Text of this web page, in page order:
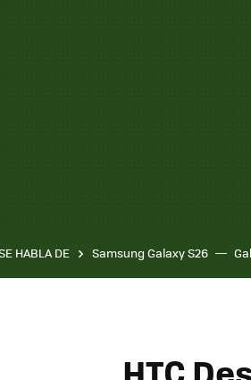
HABLA DE Samsung Galaxy S26